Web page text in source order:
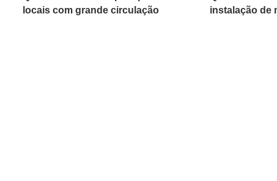
locais com grande circulação
instalação de